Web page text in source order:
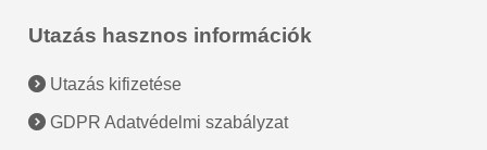
Utazás hasznos információk
Utazás kifizetése
GDPR Adatvédelmi szabályzat